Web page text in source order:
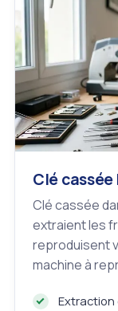
Clé
Clé cassée
extraient les
reproduisent
machine à
Extraction